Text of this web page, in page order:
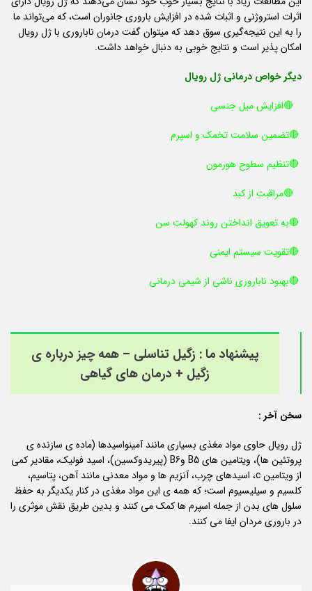
اثرات استروژنی و اثبات شده در افزایش باروری جانوران است، که می‌تواند ما
را به این نتیجه‌گیری سوق دهد که میتوان گفت درمان ناباروری با ژل رویال
امکان پذیر است و نتایج خوبی به دنبال خواهد داشت.
دیگر خواص درمانی ژل رویال
🔴افزایش میل جنسی
🔴تضمین سلامت تخمک و اسپرم
🔴تنظیم سطوح هورمون
🔴مراقبت از کبد
🔴به تعویق انداختن روند کهولت سن
🔴تقویت سیستم ایمنی
🔴بهبود ناباروری ناشی از شیمی درمانی
پیشنهاد ما : زگیل تناسلی – همه چیز درباره ی
زگیل + درمان های گیاهی
سخن آخر :
ژل رویال حاوی مواد مغذی بسیاری مانند آمینواسیدها (ماده ی سازنده ی
پروتئین ها)، ویتامین های B5 وB6 (پیریدوکسین)، اسید فولیک، مقادیر کمی
از ویتامین c، اسیدهای چرب، آنزیم ها و مواد معدنی مانند آهن، پتاسیم،
کلسیم و سیلیسیوم است؛ که همه ی این مواد مغذی در کنار یکدیگر به حفظ
سلول های بدن از جمله اسپرم ها کمک می کنند و بدین طریق نقش موثری را
در باروری مردان ایفا می کنند.